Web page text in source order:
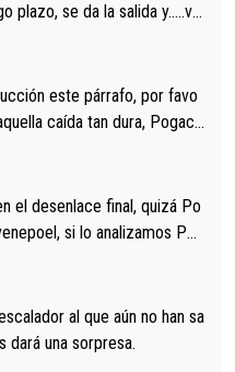
plazo, se da la salida y…..ve
vivir estos momentos tan
este párrafo, por favo
caída tan dura, Pogaca
increíble la forma en l
recordó."
el desenlace final, quizá Po
si lo analizamos Poj
Evenepoel dándose la
más allá de los típicos toqu
Vingegard. Ahí hubo una in
al que aún no han sa
, que nos dará una sorpresa.